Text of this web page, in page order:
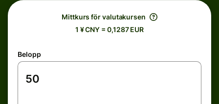
Mittkurs för valutakursen
1 ¥ CNY = 0,1287 EUR
Belopp